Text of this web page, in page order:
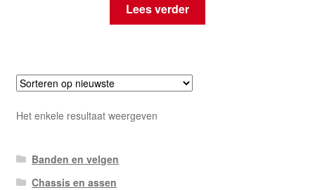
Lees verder
Het enkele resultaat weergeven
Banden en velgen
Chassis en assen